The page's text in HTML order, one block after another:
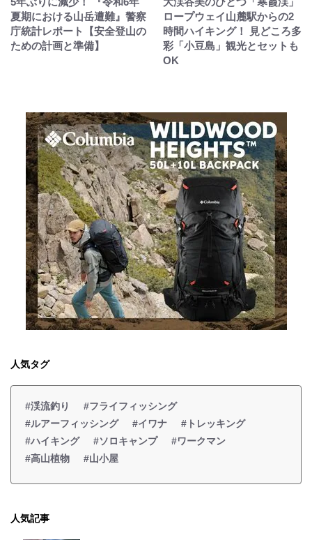
夏期における山岳遭難』警察
庁統計レポート【安全登山の
ための計画と準備】
ロープウェイ山麓駅からの2
時間ハイキング！ 見どころ多
彩「小豆島」観光とセットも
OK
人気タグ
#渓流釣り
#フライフィッシング
#ルアーフィッシング
#イワナ
#トレッキング
#ハイキング
#ソロキャンプ
#ワークマン
#高山植物
#山小屋
人気記事